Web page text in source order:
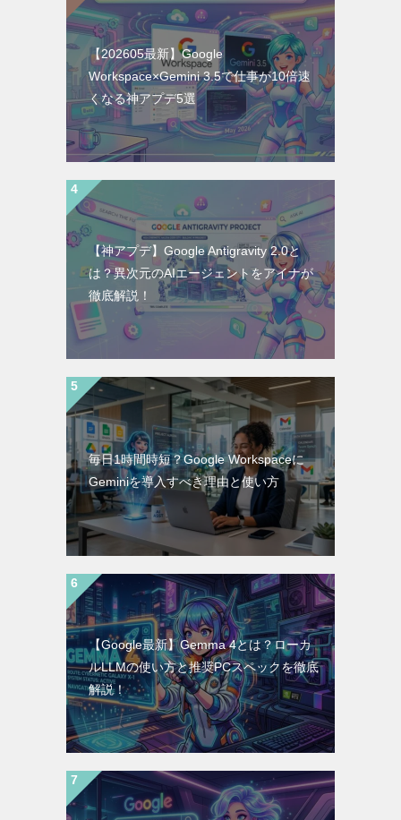
【202605最新】Google
Workspace×Gemini 3.5で仕事が10倍速
くなる神アプデ5選
【神アプデ】Google Antigravity 2.0と
は？異次元のAIエージェントをアイナが
徹底解説！
毎日1時間時短？Google Workspaceに
Geminiを導入すべき理由と使い方
【Google最新】Gemma 4とは？ローカ
ルLLMの使い方と推奨PCスペックを徹底
解説！